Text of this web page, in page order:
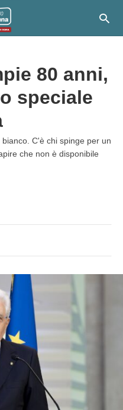
80 anni,
speciale
C'è chi spinge per un
che non è disponibile